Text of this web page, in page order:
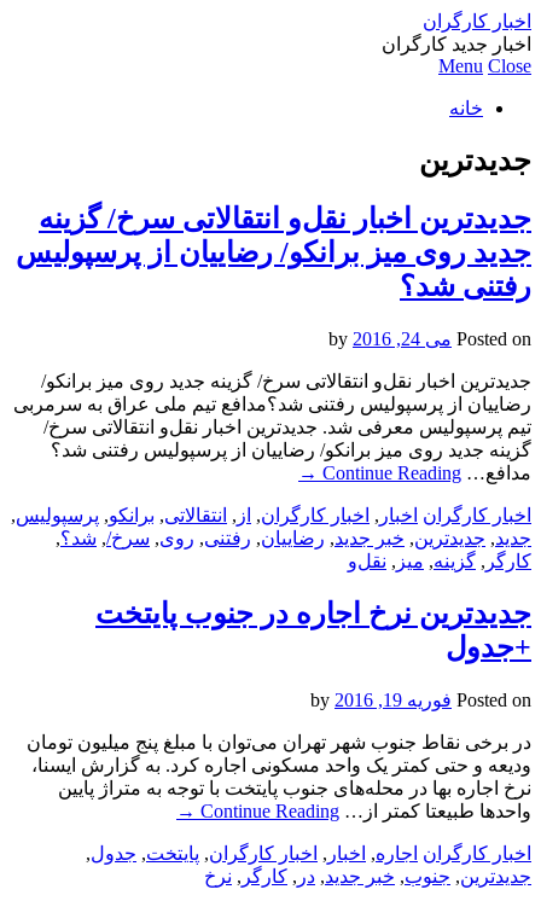
اخبار کارگران
اخبار جدید کارگران
Menu Close
خانه
جدیدترین
جدیدترین اخبار نقل‌و انتقالاتی سرخ/ گزینه
جدید روی میز برانکو/ رضاییان از پرسپولیس
رفتنی شد؟
Posted on می 24, 2016
جدیدترین اخبار نقل‌و انتقالاتی سرخ/ گزینه جدید روی میز برانکو/
رضاییان از پرسپولیس رفتنی شد؟مدافع تیم ملی عراق به سرمربی
تیم پرسپولیس معرفی شد. جدیدترین اخبار نقل‌و انتقالاتی سرخ/
گزینه جدید روی میز برانکو/ رضاییان از پرسپولیس رفتنی شد؟
مدافع… Continue Reading
→
اخبار کارگران اخبار , اخبار کارگران, از , انتقالاتی, برانکو, پرسپولیس,
جدید, جدیدترین, خبر جدید, رضاییان, رفتنی, روی, سرخ/, شد؟,
کارگر , گزینه, میز , نقل‌و
جدیدترین نرخ اجاره در جنوب پایتخت
+جدول
Posted on فوریه 19, 2016
در برخی نقاط جنوب شهر تهران می‌توان با مبلغ پنج میلیون تومان
ودیعه و حتی کمتر یک واحد مسکونی اجاره کرد. به گزارش ایسنا،
نرخ اجاره بها در محله‌های جنوب پایتخت با توجه به متراژ پایین
واحدها طبیعتا کمتر از… Continue Reading
→
اخبار کارگران اجاره, اخبار , اخبار کارگران, پایتخت, جدول,
جدیدترین, جنوب, خبر جدید, در , کارگر , نرخ